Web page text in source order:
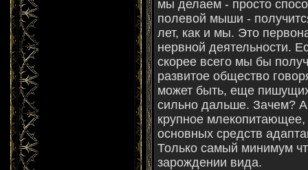
мы делаем - просто
полевой мыши -
лет, как и мы. Это
нервной деятельности.
скорее всего мы бы
развитое общество
может быть, еще
сильно дальше. Зачем? А
крупное
основных средств
Только самый минимум
зарождении вида.